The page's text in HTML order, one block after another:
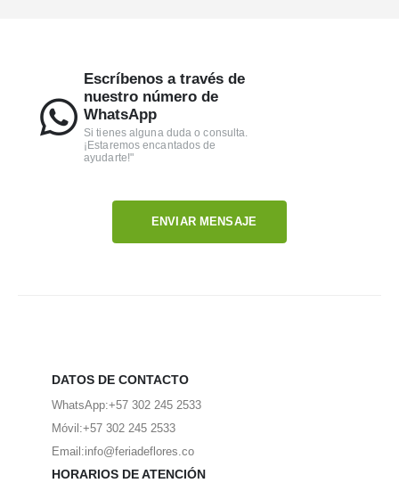
Escríbenos a través de
nuestro número de
WhatsApp
Si tienes alguna duda o consulta.
¡Estaremos encantados de
ayudarte!"
ENVIAR MENSAJE
DATOS DE CONTACTO
WhatsApp:+57 302 245 2533
Móvil:+57 302 245 2533
Email:info@feriadeflores.co
HORARIOS DE ATENCIÓN